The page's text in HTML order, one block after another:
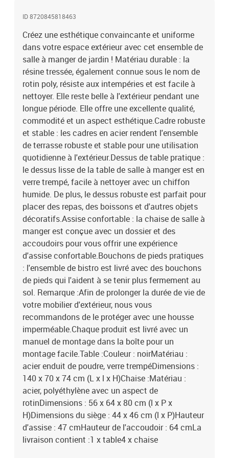
ID 8720845818463
Créez une esthétique convaincante et uniforme
dans votre espace extérieur avec cet ensemble de
salle à manger de jardin ! Matériau durable : la
résine tressée, également connue sous le nom de
rotin poly, résiste aux intempéries et est facile à
nettoyer. Elle reste belle à l'extérieur pendant une
longue période. Elle offre une excellente qualité,
commodité et un aspect esthétique.Cadre robuste
et stable : les cadres en acier rendent l'ensemble
de terrasse robuste et stable pour une utilisation
quotidienne à l'extérieur.Dessus de table pratique :
le dessus lisse de la table de salle à manger est en
verre trempé, facile à nettoyer avec un chiffon
humide. De plus, le dessus robuste est parfait pour
placer des repas, des boissons et d'autres objets
décoratifs.Assise confortable : la chaise de salle à
manger est conçue avec un dossier et des
accoudoirs pour vous offrir une expérience
d'assise confortable.Bouchons de pieds pratiques
: l'ensemble de bistro est livré avec des bouchons
de pieds qui l'aident à se tenir plus fermement au
sol. Remarque :Afin de prolonger la durée de vie de
votre mobilier d'extérieur, nous vous
recommandons de le protéger avec une housse
imperméable.Chaque produit est livré avec un
manuel de montage dans la boîte pour un
montage facile.Table :Couleur : noirMatériau :
acier enduit de poudre, verre trempéDimensions :
140 x 70 x 74 cm (L x l x H)Chaise :Matériau :
acier, polyéthylène avec un aspect de
rotinDimensions : 56 x 64 x 80 cm (l x P x
H)Dimensions du siège : 44 x 46 cm (l x P)Hauteur
d'assise : 47 cmHauteur de l'accoudoir : 64 cmLa
livraison contient :1 x table4 x chaise